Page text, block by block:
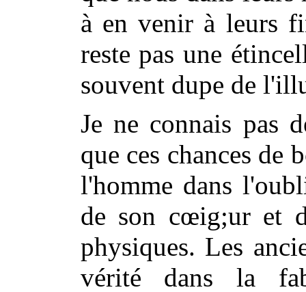
à en venir à leurs
reste pas une
souvent dupe de
Je ne connais pas
que ces chances de
l'homme dans
de son cœig;ur et
physiques. Les
vérité dans la